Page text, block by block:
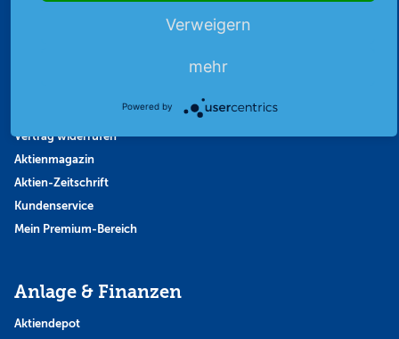
Abonnement kündigen
Vertrag widerrufen
Aktienmagazin
Aktien-Zeitschrift
Kundenservice
Mein Premium-Bereich
Anlage & Finanzen
Aktiendepot
Verweigern
mehr
Powered by